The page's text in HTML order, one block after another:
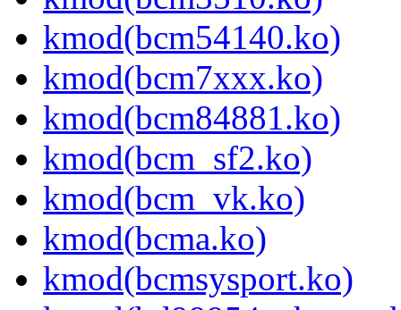
kmod(bcm54140.ko)
kmod(bcm7xxx.ko)
kmod(bcm84881.ko)
kmod(bcm_sf2.ko)
kmod(bcm_vk.ko)
kmod(bcma.ko)
kmod(bcmsysport.ko)